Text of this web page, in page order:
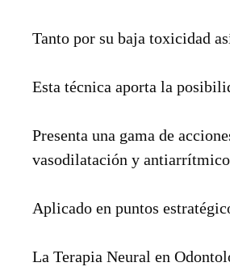
Tanto por su baja toxicidad
Esta técnica aporta la
Presenta una gama de
vasodilatación y
Aplicado en puntos
La Terapia Neural en